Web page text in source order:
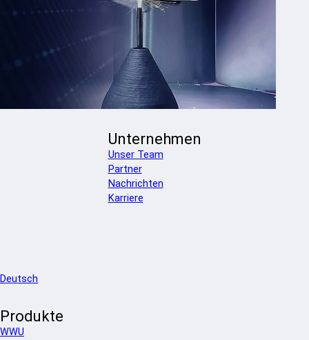
Unternehmen
Unser Team
Partner
Nachrichten
Karriere
Deutsch
Produkte
WWU